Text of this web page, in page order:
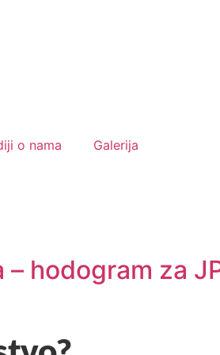
o nama Galerija
hodogram za